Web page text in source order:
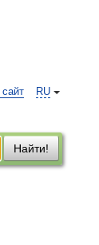
RU
Найти!